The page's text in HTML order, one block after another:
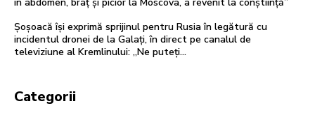
Șoșoacă își exprimă sprijinul pentru Rusia în legătură cu
incidentul dronei de la Galați, în direct pe canalul de
televiziune al Kremlinului: „Ne puteți...
Categorii